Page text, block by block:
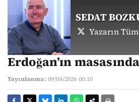
SEDAT
Yazarın
Erdoğan’ın
Yayınlanma: 09/08/2026 00:10